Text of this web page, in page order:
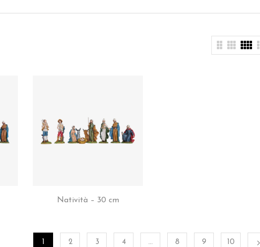
Natività – 30 cm
1 2 3 4 … 8 9 10